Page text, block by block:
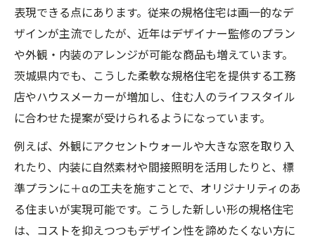
表現できる点にあります。従来の規格住宅は画一的なデ
ザインが主流でしたが、近年はデザイナー監修のプラン
や外観・内装のアレンジが可能な商品も増えています。
茨城県内でも、こうした柔軟な規格住宅を提供する工務
店やハウスメーカーが増加し、住む人のライフスタイル
に合わせた提案が受けられるようになっています。
例えば、外観にアクセントウォールや大きな窓を取り入
れたり、内装に自然素材や間接照明を活用したりと、標
準プランに＋αの工夫を施すことで、オリジナリティのあ
る住まいが実現可能です。こうした新しい形の規格住宅
は、コストを抑えつつもデザイン性を諦めたくない方に